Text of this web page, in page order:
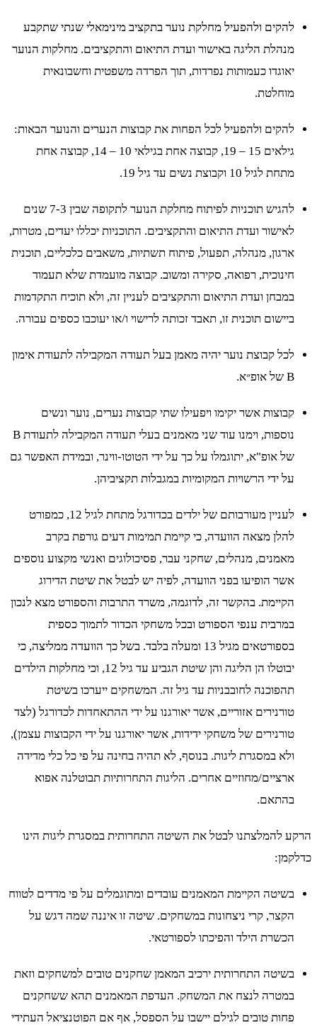
להקים ולהפעיל מחלקת נוער בתקציב מינימאלי שנתי שתקבע
מנהלת הליגה באישור ועדת התיאום והתקציבים. מחלקות הנוער
יאוגדו כעמותות נפרדות, תוך הפרדה משפטית וחשבונאית
מוחלטת.
להקים ולהפעיל לכל הפחות את קבוצות הנערים והנוער הבאות:
גילאים 15 – 19, קבוצה אחת בגילאי 10 – 14, קבוצה אחת
מתחת לגיל 10 וקבוצת נשים עד גיל 19.
להגיש תוכניות לפיתוח מחלקת הנוער לתקופה שבין 7-3 שנים
לאישור ועדת התיאום והתקציבים. התוכניות יכללו יעדים, מטרות,
ארגון, מנהלה, תפעול, פיתוח תשתיות, משאבים כלכליים, תוכנית
חינוכית, רפואה, סקירה ומשוב. קבוצה מועמדת שלא תעמוד
במבחן ועדת התיאום והתקציבים לעניין זה, ולא תוכיח התקדמות
ביישום תוכנית זו, תאבד זכותה לרישוי ו/או יעוכבו כספים עבורה.
לכל קבוצת נוער יהיה מאמן בעל תעודה המקבילה לתעודת אימון
B של אופ״א.
קבוצות אשר יקימו ויפעילו שתי קבוצות נערים, נוער ונשים
נוספות, וימנו עוד שני מאמנים בעלי תעודה המקבילה לתעודת B
של אופ"א, יתוגמלו על כך על ידי הטוטו-ווינר, ובמידת האפשר גם
על ידי הרשויות המקומיות במגבלות תקציביהן.
לעניין מעורבותם של ילדים בכדורגל מתחת לגיל 12, כמפורט
להלן מצאה הוועדה, כי קיימת תמימות דעים גורפת בקרב
מאמנים, מנהלים, שחקני עבר, פסיכולוגים ואנשי מקצוע נוספים
אשר הופיעו בפני הוועדה, לפיה יש לבטל את שיטת הדירוג
הקיימת. בהקשר זה, לדוגמה, משרד התרבות והספורט מצא לנכון
במרבית ענפי הספורט ובכל משחקי הכדור לתמוך כספית
בספורטאים מגיל 13 ומעלה בלבד. בשל כך הוועדה ממליצה, כי
יבוטלו הן הליגה והן שיטת הגביע עד גיל 12, וכי מחלקות הילדים
תהפוכנה לחובבניות עד גיל זה. המשחקים ייערכו בשיטת
טורנירים אזוריים, אשר יאורגנו על ידי ההתאחדות לכדורגל (לצד
טורנירים של משחקי ידידות, אשר יאורגנו על ידי הקבוצות עצמן),
ולא במסגרת ליגות. בנוסף, לא תהיה בחינה על פי כל כלי מדידה
ארציים/מחוזיים אחרים. הליגות התחרותיות תבוטלנה אפוא
בהתאם.
הרקע להמלצתנו לבטל את השיטה התחרותית במסגרת ליגות הינו
כדלקמן:
בשיטה הקיימת המאמנים עובדים ומתוגמלים על פי מדדים לטווח
הקצר, קרי ניצחונות במשחקים. שיטה זו איננה שמה דגש על
הכשרת הילד והפיכתו לספורטאי.
בשיטה התחרותית ירכיב המאמן שחקנים טובים למשחקים וזאת
במטרה לנצח את המשחק. העדפת המאמנים תהא ששחקנים
פחות טובים לגילם יישבו על הספסל, אף אם הפוטנציאל העתידי